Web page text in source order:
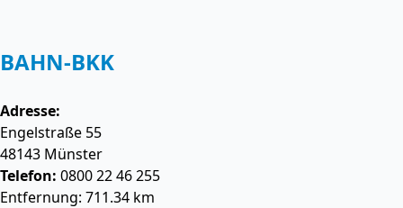
BAHN-BKK
Adresse:
Engelstraße 55
48143 Münster
Telefon: 0800 22 46 255
Entfernung: 711.34 km